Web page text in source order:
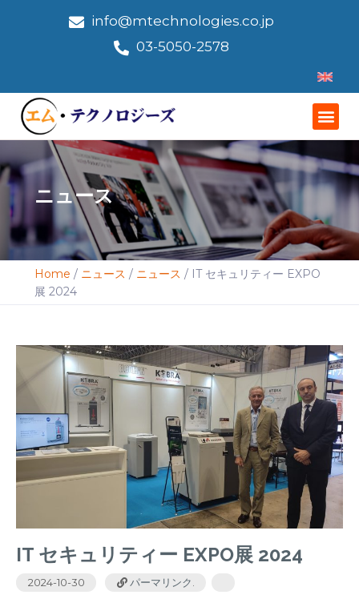
info@mtechnologies.co.jp
03-5050-2578
ニュース
Home / ニュース / ニュース / IT セキュリティー EXPO
展 2024
IT セキュリティー EXPO展 2024
2024-10-30 パーマリンク.